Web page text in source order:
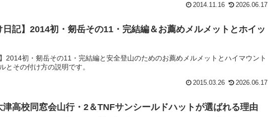
2014.11.16 2026.06.17
日記】2014初・剱岳その11・完結編＆お薦めメルメットとホイッ
2014初・剱岳その11・完結編と安全登山のためのお薦めメルメットとハイマウント
とその付け方の説明です。
2015.03.26 2026.06.17
津高校同窓会山行・2＆TNFサンシールドハットが選ばれる理由